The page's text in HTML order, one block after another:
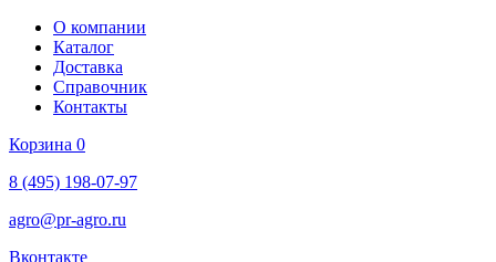
О компании
Каталог
Доставка
Справочник
Контакты
Корзина 0
8 (495) 198-07-97
agro@pr-agro.ru
Вконтакте